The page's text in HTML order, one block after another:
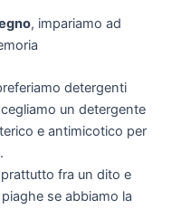
, impariamo ad
detergenti
un detergente
e antimicotico per
fra un dito e
se abbiamo la